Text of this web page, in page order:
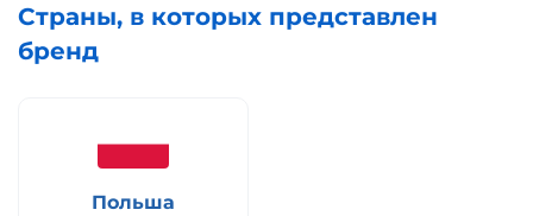
Страны, в которых представлен
бренд
Польша